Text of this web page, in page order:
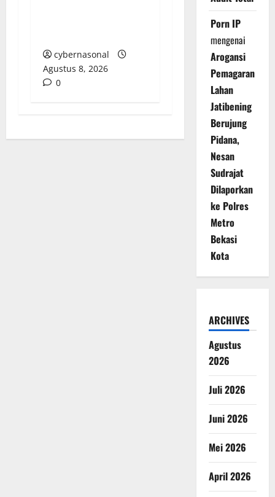
cybernasonal
Agustus 8, 2026
0
Porn IP
mengenai
Arogansi
Pemagaran
Lahan
Jatibening
Berujung
Pidana,
Nesan
Sudrajat
Dilaporkan
ke Polres
Metro
Bekasi
Kota
ARCHIVES
Agustus
2026
Juli 2026
Juni 2026
Mei 2026
April 2026